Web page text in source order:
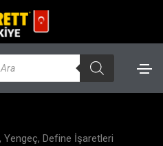
Yengeç, Define İşaretleri